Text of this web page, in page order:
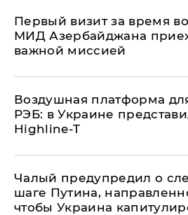
Первый визит за время
МИД Азербайджана
важной миссией
Воздушная платформа
РЭБ: в Украине
Highline-T
Чалый предупредил о
шаге Путина,
чтобы Украина